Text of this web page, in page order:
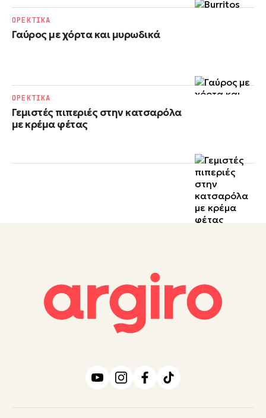
Γαύρος με χόρτα και μυρωδικά
ΟΡΕΚΤΙΚΑ
Γεμιστές πιπεριές στην κατσαρόλα
με κρέμα φέτας
ΟΡΕΚΤΙΚΑ